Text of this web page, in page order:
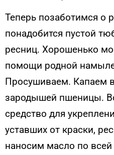
Теперь позаботимся о
понадобится пустой
ресниц. Хорошенько
помощи родной
Просушиваем. Капаем
зародышей пшеницы.
средство для
уставших от краски,
наносим масло по всей